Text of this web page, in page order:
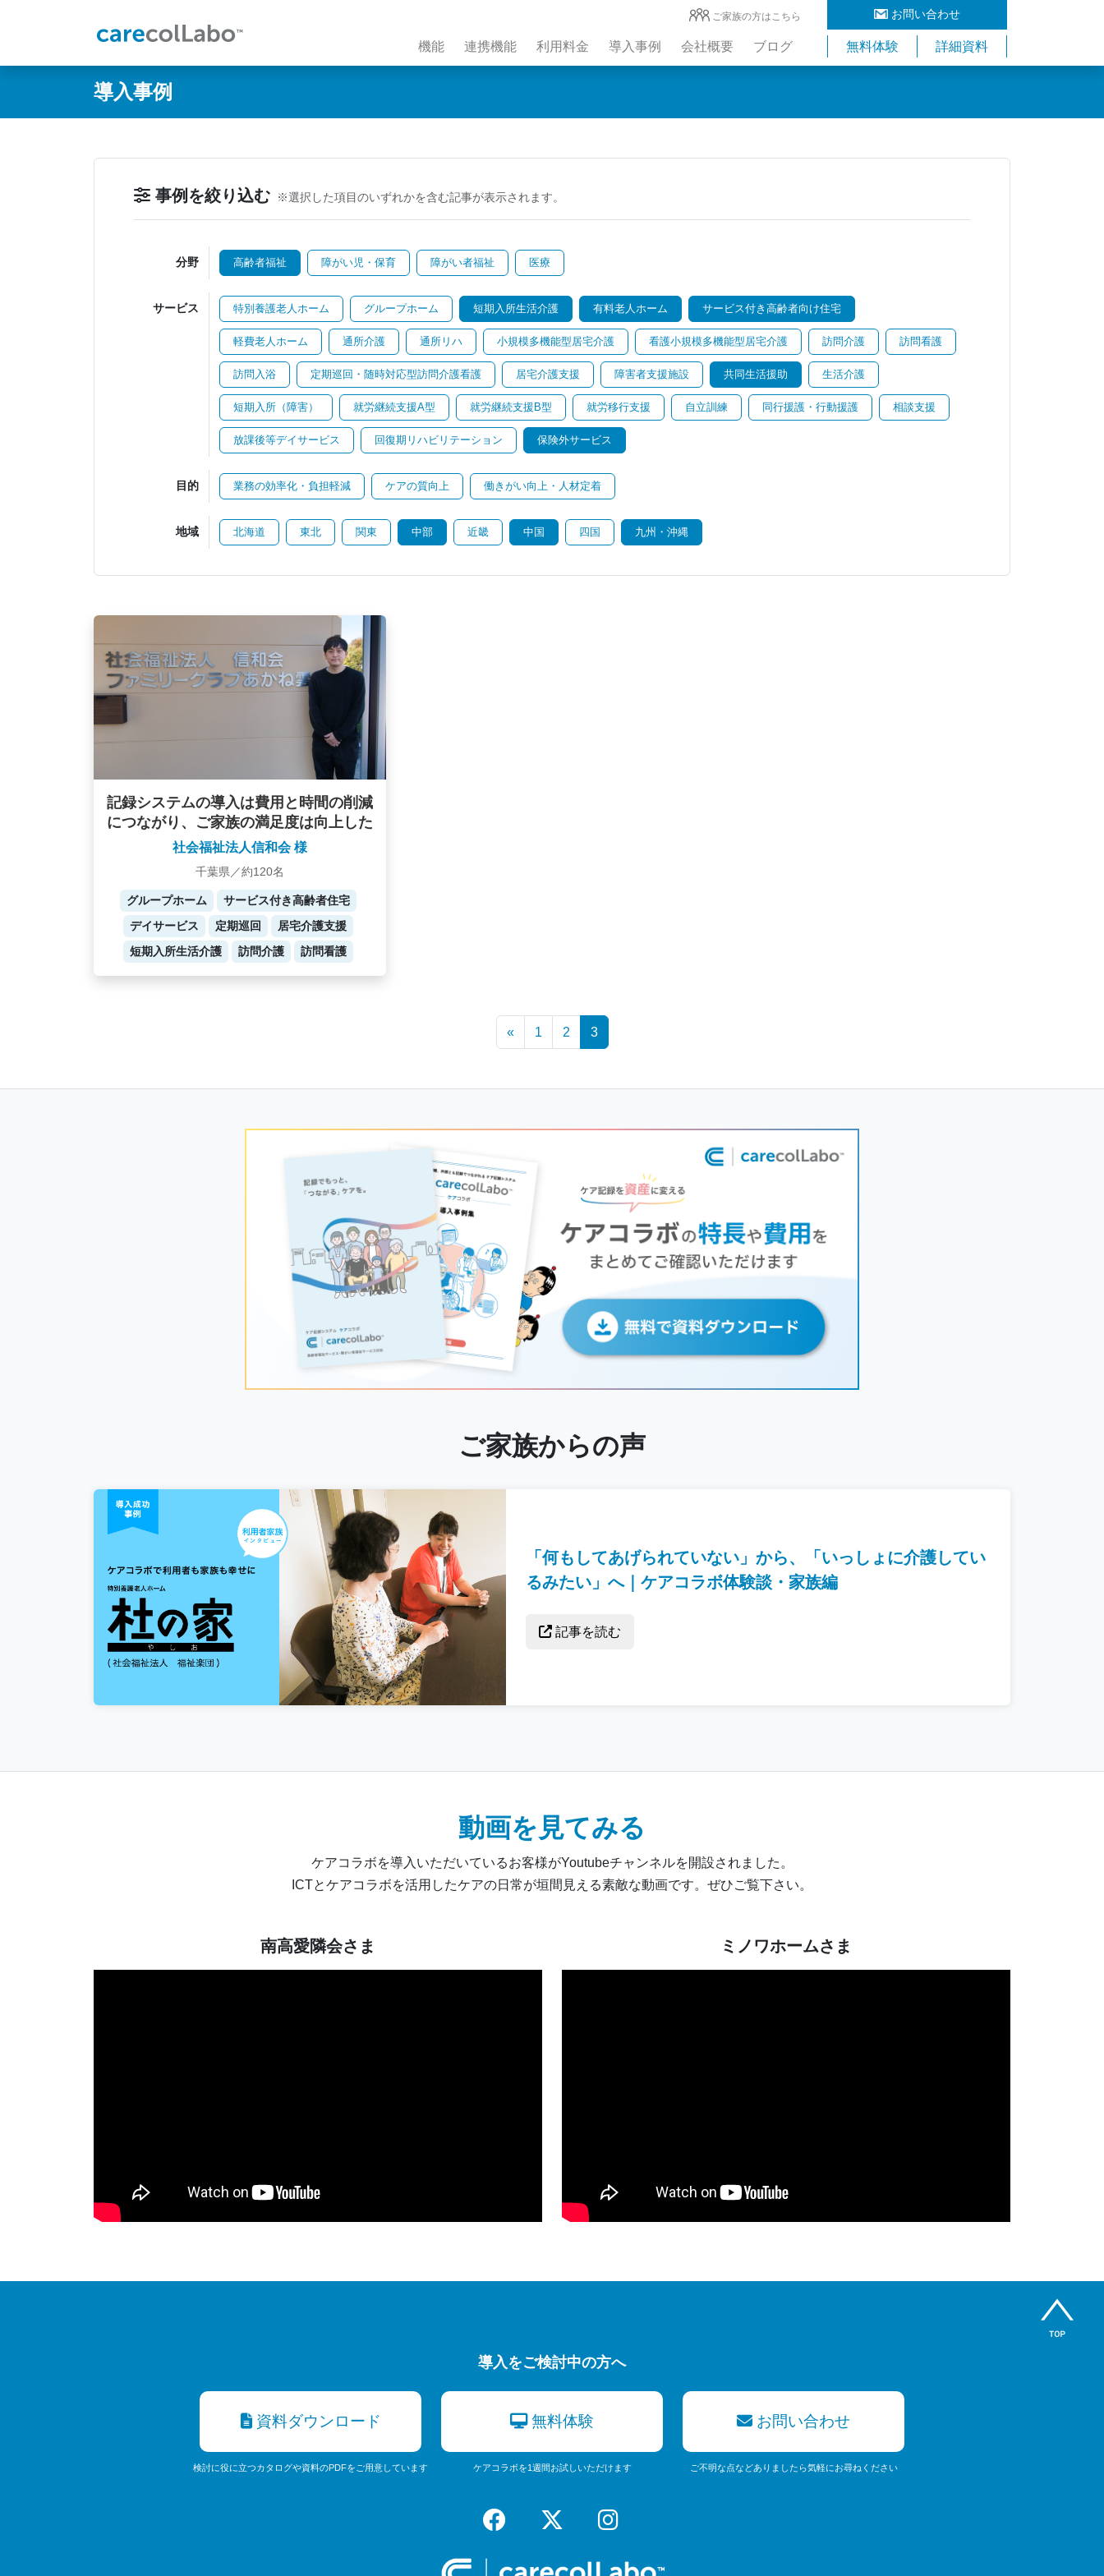
お問い合わせ
ご家族の方はこちら
機能 連携機能 利用料金 導入事例 会社概要 ブログ 無料体験 詳細資料
導入事例
事例を絞り込む ※選択した項目のいずれかを含む記事が表示されます。
分野 高齢者福祉 障がい児・保育 障がい者福祉 医療
サービス 特別養護老人ホーム グループホーム 短期入所生活介護 有料老人ホーム サービス付き高齢者向け住宅
軽費老人ホーム 通所介護 通所リハ 小規模多機能型居宅介護 看護小規模多機能型居宅介護 訪問介護 訪問看護
訪問入浴 定期巡回・随時対応型訪問介護看護 居宅介護支援 障害者支援施設 共同生活援助 生活介護
短期入所（障害） 就労継続支援A型 就労継続支援B型 就労移行支援 自立訓練 同行援護・行動援護 相談支援
放課後等デイサービス 回復期リハビリテーション 保険外サービス
目的 業務の効率化・負担軽減 ケアの質向上 働きがい向上・人材定着
地域 北海道 東北 関東 中部 近畿 中国 四国 九州・沖縄
記録システムの導入は費用と時間の削減
につながり、ご家族の満足度は向上した
社会福祉法人信和会 様
千葉県／約120名
グループホーム
サービス付き高齢者住宅
デイサービス
定期巡回
居宅介護支援
短期入所生活介護
訪問介護 訪問看護
« 1 2 3
ご家族からの声
「何もしてあげられていない」から、「いっしょに介護してい
るみたい」へ｜ケアコラボ体験談・家族編
記事を読む
動画を見てみる
ケアコラボを導入いただいているお客様がYoutubeチャンネルを開設されました。
ICTとケアコラボを活用したケアの日常が垣間見える素敵な動画です。ぜひご覧下さい。
南高愛隣会さま ミノワホームさま
導入をご検討中の方へ
資料ダウンロード
検討に役に立つカタログや資料のPDFをご用意しています
無料体験
ケアコラボを1週間お試しいただけます
お問い合わせ
ご不明な点などありましたら気軽にお尋ねください